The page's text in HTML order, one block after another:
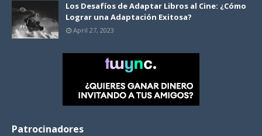
Los Desafíos de Adaptar Libros al Cine: ¿Cómo
Lograr una Adaptación Exitosa?
April 27, 2023
Patrocinadores